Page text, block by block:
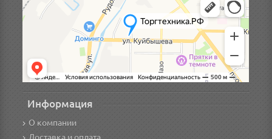
Информация
О компании